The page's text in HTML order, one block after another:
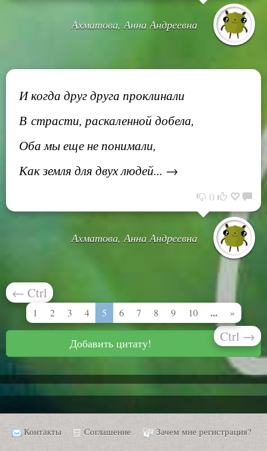
Ахматова, Анна Андреевна
И когда друг друга проклинали
В страсти, раскаленной добела,
Оба мы еще не понимали,
Как земля для двух людей... →
0
Ахматова, Анна Андреевна
← Ctrl
1 2 3 4 5 6 7 8 9 10 ... »
Ctrl →
Добавить цитату!
Контакты Соглашение Зачем мне регистрация?